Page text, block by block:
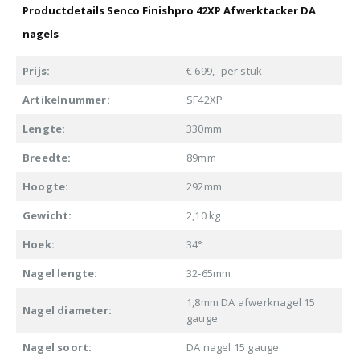
Productdetails Senco Finishpro 42XP Afwerktacker DA
nagels
Prijs:
€ 699,- per stuk
Artikelnummer:
SF42XP
Lengte:
330mm
Breedte:
89mm
Hoogte:
292mm
Gewicht:
2,10 kg
Hoek:
34°
Nagel lengte:
32-65mm
Nagel diameter:
1,8mm DA afwerknagel 15
gauge
Nagel soort:
DA nagel 15 gauge